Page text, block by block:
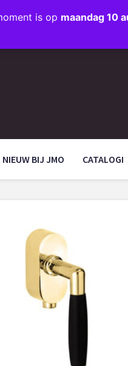
is op maandag 10
+31 (0)35
NIEUW BIJ JMO CATALOGI